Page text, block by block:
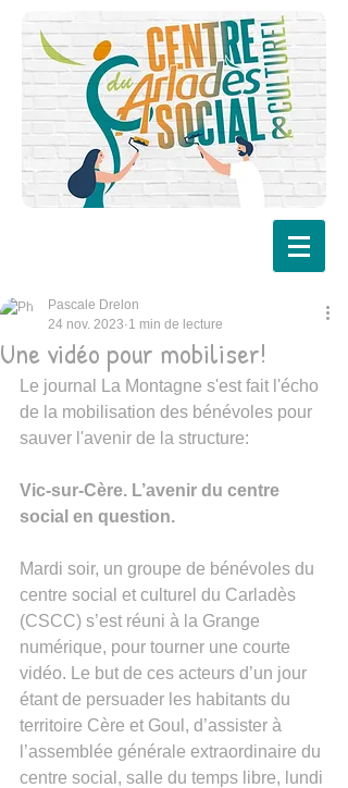
Une vidéo pour mobiliser!
Pascale Drelon
24 nov. 2023 1 min de lecture
Le journal La Montagne s'est fait l'écho
de la mobilisation des bénévoles pour
sauver l'avenir de la structure:
Vic-sur-Cère. L’avenir du centre
social en question.
Mardi soir, un groupe de bénévoles du
centre social et culturel du Carladès
(CSCC) s’est réuni à la Grange
numérique, pour tourner une courte
vidéo. Le but de ces acteurs d’un jour
étant de persuader les habitants du
territoire Cère et Goul, d’assister à
l’assemblée générale extraordinaire du
centre social, salle du temps libre, lundi